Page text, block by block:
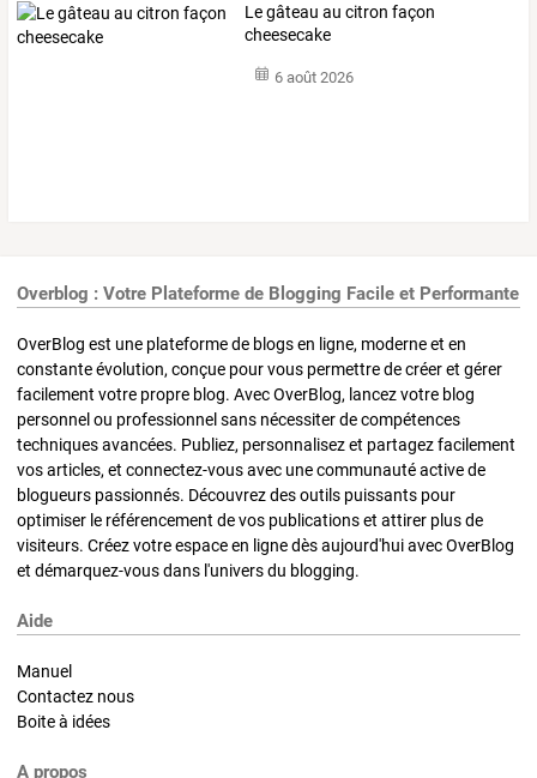
Le gâteau au citron façon
cheesecake
6 août 2026
Overblog : Votre Plateforme de Blogging Facile et Performante
OverBlog est une plateforme de blogs en ligne, moderne et en
constante évolution, conçue pour vous permettre de créer et gérer
facilement votre propre blog. Avec OverBlog, lancez votre blog
personnel ou professionnel sans nécessiter de compétences
techniques avancées. Publiez, personnalisez et partagez facilement
vos articles, et connectez-vous avec une communauté active de
blogueurs passionnés. Découvrez des outils puissants pour
optimiser le référencement de vos publications et attirer plus de
visiteurs. Créez votre espace en ligne dès aujourd'hui avec OverBlog
et démarquez-vous dans l'univers du blogging.
Aide
Manuel
Contactez nous
Boite à idées
A propos